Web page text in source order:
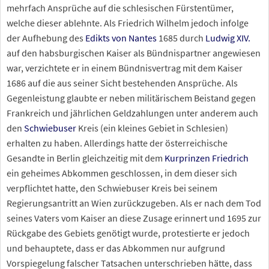
mehrfach Ansprüche auf die schlesischen Fürstentümer,
welche dieser ablehnte. Als Friedrich Wilhelm jedoch infolge
der Aufhebung des Edikts von Nantes 1685 durch LudwigXIV.
auf den habsburgischen Kaiser als Bündnispartner angewiesen
war, verzichtete er in einem Bündnisvertrag mit dem Kaiser
1686 auf die aus seiner Sicht bestehenden Ansprüche. Als
Gegenleistung glaubte er neben militärischem Beistand gegen
Frankreich und jährlichen Geldzahlungen unter anderem auch
den Schwiebuser Kreis (ein kleines Gebiet in Schlesien)
erhalten zu haben. Allerdings hatte der österreichische
Gesandte in Berlin gleichzeitig mit dem Kurprinzen Friedrich
ein geheimes Abkommen geschlossen, in dem dieser sich
verpflichtet hatte, den Schwiebuser Kreis bei seinem
Regierungsantritt an Wien zurückzugeben. Als er nach dem Tod
seines Vaters vom Kaiser an diese Zusage erinnert und 1695 zur
Rückgabe des Gebiets genötigt wurde, protestierte er jedoch
und behauptete, dass er das Abkommen nur aufgrund
Vorspiegelung falscher Tatsachen unterschrieben hätte, dass